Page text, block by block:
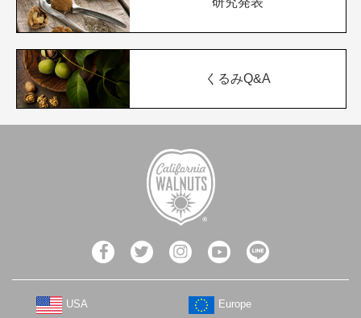
くるみQ&A
USA Europe